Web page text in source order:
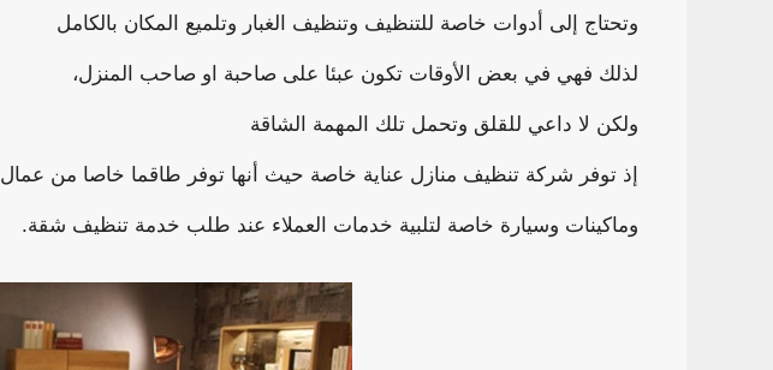
وتحتاج إلى أدوات خاصة للتنظيف وتنظيف الغبار وتلميع المكان بالكامل
لذلك فهي في بعض الأوقات تكون عبئا على صاحبة او صاحب المنزل،
ولكن لا داعي للقلق وتحمل تلك المهمة الشاقة
إذ توفر شركة تنظيف منازل عناية خاصة حيث أنها توفر طاقما خاصا من عمال
وماكينات وسيارة خاصة لتلبية خدمات العملاء عند طلب خدمة تنظيف شقة.